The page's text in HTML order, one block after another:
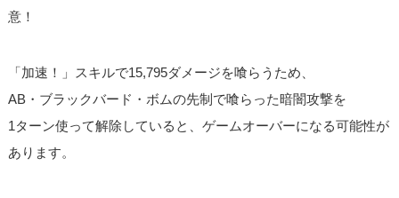
意！
「加速！」スキルで15,795ダメージを喰らうため、
AB・ブラックバード・ボムの先制で喰らった暗闇攻撃を
1ターン使って解除していると、ゲームオーバーになる可能性が
あります。